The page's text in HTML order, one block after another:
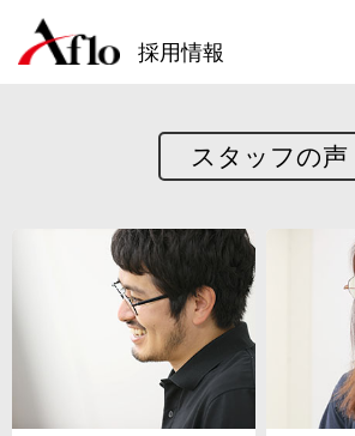
採用情報
スタッフの声